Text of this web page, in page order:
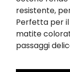
resistente,
Perfetta per
matite
passaggi